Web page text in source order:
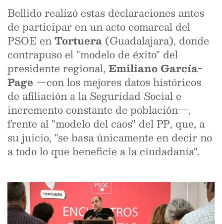
Bellido realizó estas declaraciones antes
de participar en un acto comarcal del
PSOE enTortuera (Guadalajara), donde
contrapuso el "modelo de éxito" del
presidente regional, Emiliano García-
Page —con los mejores datos históricos
de afiliación a la Seguridad Social e
incremento constante de población—,
frente al "modelo del caos" del PP, que, a
su juicio, "se basa únicamente en decir no
a todo lo que beneficie a la ciudadanía".